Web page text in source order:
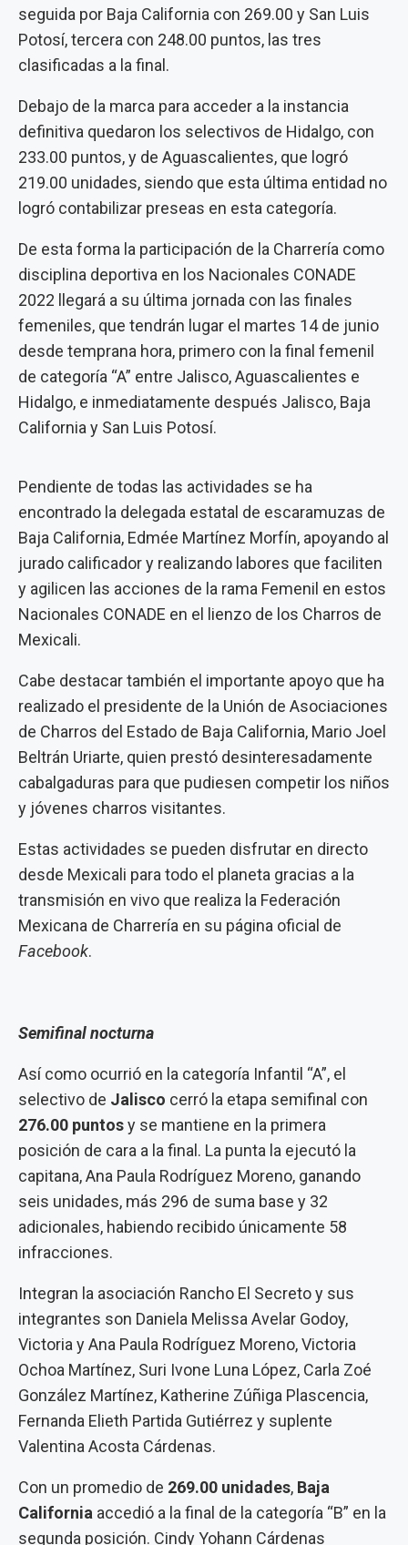
seguida por Baja California con 269.00 y San Luis
Potosí, tercera con 248.00 puntos, las tres
clasificadas a la final.
Debajo de la marca para acceder a la instancia
definitiva quedaron los selectivos de Hidalgo, con
233.00 puntos, y de Aguascalientes, que logró
219.00 unidades, siendo que esta última entidad no
logró contabilizar preseas en esta categoría.
De esta forma la participación de la Charrería como
disciplina deportiva en los Nacionales CONADE
2022 llegará a su última jornada con las finales
femeniles, que tendrán lugar el martes 14 de junio
desde temprana hora, primero con la final femenil
de categoría “A” entre Jalisco, Aguascalientes e
Hidalgo, e inmediatamente después Jalisco, Baja
California y San Luis Potosí.
Pendiente de todas las actividades se ha
encontrado la delegada estatal de escaramuzas de
Baja California, Edmée Martínez Morfín, apoyando al
jurado calificador y realizando labores que faciliten
y agilicen las acciones de la rama Femenil en estos
Nacionales CONADE en el lienzo de los Charros de
Mexicali.
Cabe destacar también el importante apoyo que ha
realizado el presidente de la Unión de Asociaciones
de Charros del Estado de Baja California, Mario Joel
Beltrán Uriarte, quien prestó desinteresadamente
cabalgaduras para que pudiesen competir los niños
y jóvenes charros visitantes.
Estas actividades se pueden disfrutar en directo
desde Mexicali para todo el planeta gracias a la
transmisión en vivo que realiza la Federación
Mexicana de Charrería en su página oficial de
Facebook.
Semifinal nocturna
Así como ocurrió en la categoría Infantil “A”, el
selectivo de Jalisco cerró la etapa semifinal con
276.00 puntosy se mantiene en la primera
posición de cara a la final. La punta la ejecutó la
capitana, Ana Paula Rodríguez Moreno, ganando
seis unidades, más 296 de suma base y 32
adicionales, habiendo recibido únicamente 58
infracciones.
Integran la asociación Rancho El Secreto y sus
integrantes son Daniela Melissa Avelar Godoy,
Victoria y Ana Paula Rodríguez Moreno, Victoria
Ochoa Martínez, Suri Ivone Luna López, Carla Zoé
González Martínez, Katherine Zúñiga Plascencia,
Fernanda Elieth Partida Gutiérrez y suplente
Valentina Acosta Cárdenas.
Con un promedio de 269.00 unidades, Baja
California accedió a la final de la categoría “B” en la
segunda posición. Cindy Yohann Cárdenas